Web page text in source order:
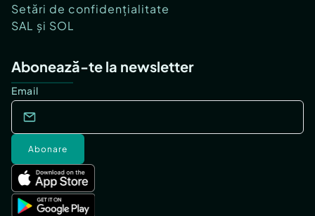
Setări de confidențialitate
SAL și SOL
Abonează-te la newsletter
Email
Abonare